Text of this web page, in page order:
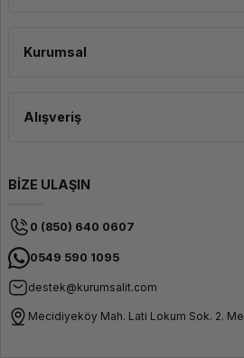
Kurumsal
Alışveriş
BİZE ULAŞIN
0 (850) 640 0607
0549 590 1095
destek@kurumsalit.com
Mecidiyeköy Mah. Lati Lokum Sok. 2.